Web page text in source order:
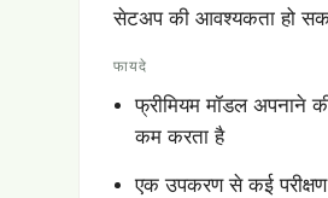
सेटअप की आवश्यकता हो
फायदे
फ्रीमियम मॉडल अपनाने
कम करता है
एक उपकरण से कई परीक्षण